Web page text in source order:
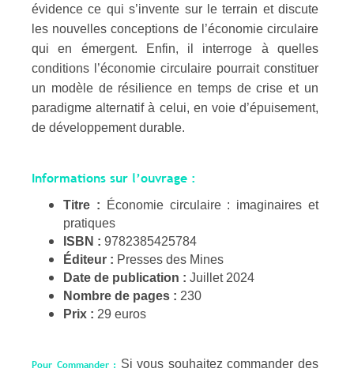
évidence ce qui s’invente sur le terrain et discute
les nouvelles conceptions de l’économie circulaire
qui en émergent. Enfin, il interroge à quelles
conditions l’économie circulaire pourrait constituer
un modèle de résilience en temps de crise et un
paradigme alternatif à celui, en voie d’épuisement,
de développement durable.
Informations sur l’ouvrage :
Titre : Économie circulaire : imaginaires et
pratiques
ISBN : 9782385425784
Éditeur : Presses des Mines
Date de publication : Juillet 2024
Nombre de pages : 230
Prix : 29 euros
Pour Commander : Si vous souhaitez commander des